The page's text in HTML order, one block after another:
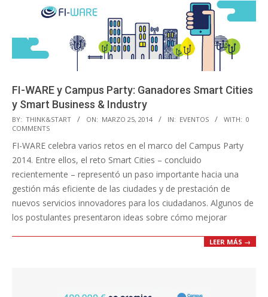
FI-WARE y Campus Party: Ganadores Smart Cities
y Smart Business & Industry
2014-
03-
25
BY: THINK&START ON: MARZO 25, 2014 IN: EVENTOS WITH: 0
COMMENTS
FI-WARE celebra varios retos en el marco del Campus Party
2014. Entre ellos, el reto Smart Cities – concluido
recientemente – representó un paso importante hacia una
gestión más eficiente de las ciudades y de prestación de
nuevos servicios innovadores para los ciudadanos. Algunos de
los postulantes presentaron ideas sobre cómo mejorar
LEER MÁS →